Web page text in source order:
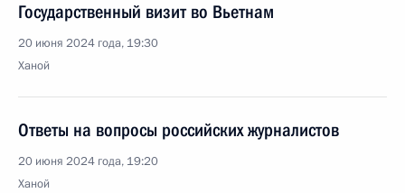
Государственный визит во Вьетнам
20 июня 2024 года, 19:30
Ханой
Ответы на вопросы российских журналистов
20 июня 2024 года, 19:20
Ханой